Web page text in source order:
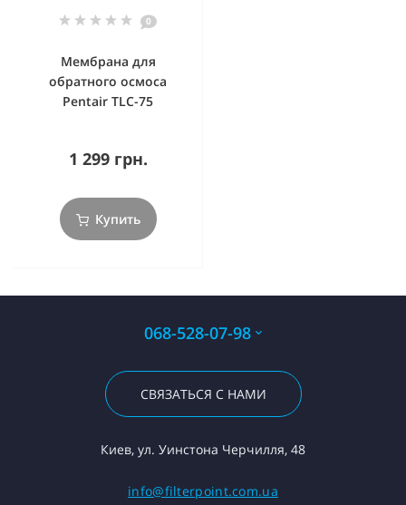
0
Мембрана для
обратного осмоса
Pentair TLC-75
1 299 грн.
Купить
068-528-07-98
СВЯЗАТЬСЯ С НАМИ
Киев, ул. Уинстона Черчилля, 48
info@filterpoint.com.ua